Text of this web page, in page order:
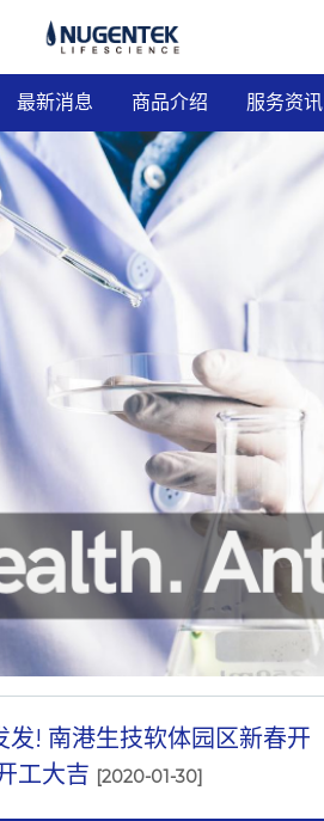
最新消息 商品介绍 服务资讯
发! 南港生技软体园区新春开
工大吉 [2020-01-30]